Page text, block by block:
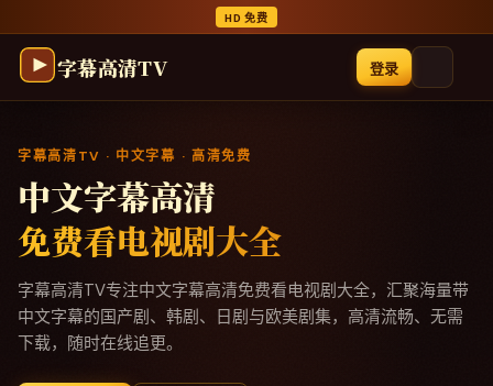
HD 免费
字幕高清TV 登录
字幕高清TV · 中文字幕 · 高清免费
中文字幕高清
免费看电视剧大全
字幕高清TV专注中文字幕高清免费看电视剧大全，汇聚海量带
中文字幕的国产剧、韩剧、日剧与欧美剧集，高清流畅、无需
下载，随时在线追更。